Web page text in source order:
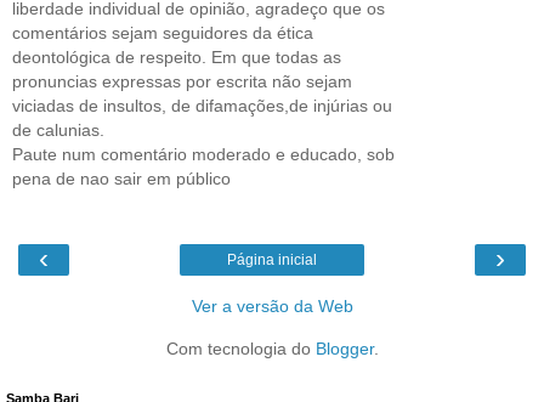
liberdade individual de opinião, agradeço que os
comentários sejam seguidores da ética
deontológica de respeito. Em que todas as
pronuncias expressas por escrita não sejam
viciadas de insultos, de difamações,de injúrias ou
de calunias.
Paute num comentário moderado e educado, sob
pena de nao sair em público
‹ ›
Página inicial
Ver a versão da Web
Com tecnologia do Blogger.
Samba Bari